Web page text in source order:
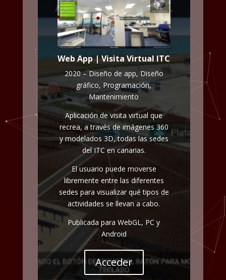
Web App | Visita Virtual ITC
2020 – Diseño de app, Diseño
gráfico, Programación,
Mantenimiento
Aplicación de visita virtual que
recrea, a través de imágenes 360
y modelados 3D, todas las sedes
del ITC en canarias.
El usuario puede moverse
libremente entre las diferentes
sedes para visualizar qué tipos de
actividades se llevan a cabo.
Publicada para WebGL, PC y
Android
Acceder